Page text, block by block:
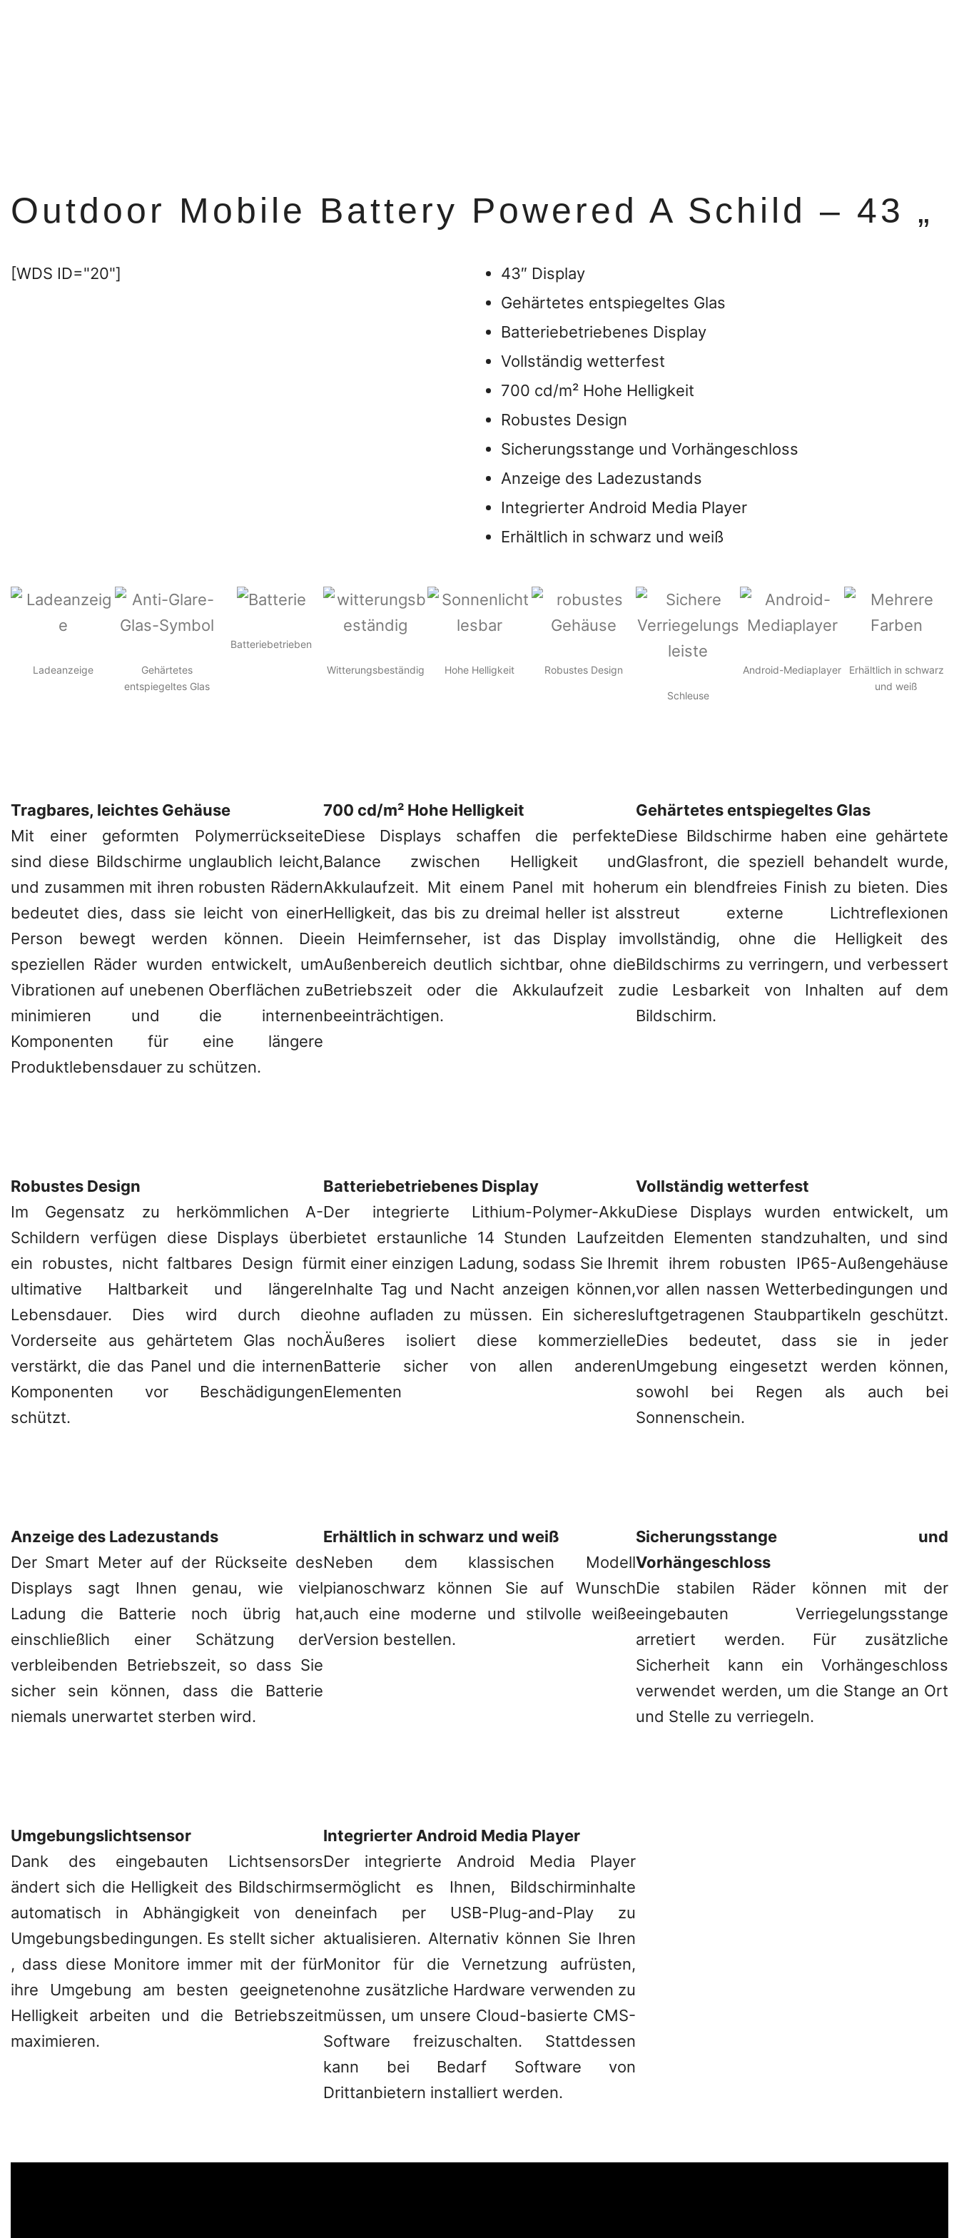
Outdoor Mobile Battery Powered A Schild – 43 „
[WDS ID="20"]
43″ Display
Gehärtetes entspiegeltes Glas
Batteriebetriebenes Display
Vollständig wetterfest
700 cd/m² Hohe Helligkeit
Robustes Design
Sicherungsstange und Vorhängeschloss
Anzeige des Ladezustands
Integrierter Android Media Player
Erhältlich in schwarz und weiß
Ladeanzeige
Gehärtetes
entspiegeltes Glas
Batteriebetrieben
Witterungsbeständig Hohe Helligkeit Robustes Design
Schleuse
Android-Mediaplayer
Erhältlich in schwarz
und weiß
Tragbares, leichtes Gehäuse
Mit einer geformten Polymerrückseite
sind diese Bildschirme unglaublich leicht,
und zusammen mit ihren robusten Rädern
bedeutet dies, dass sie leicht von einer
Person bewegt werden können. Die
speziellen Räder wurden entwickelt, um
Vibrationen auf unebenen Oberflächen zu
minimieren und die internen
Komponenten für eine längere
Produktlebensdauer zu schützen.
700 cd/m² Hohe Helligkeit
Diese Displays schaffen die perfekte
Balance zwischen Helligkeit und
Akkulaufzeit. Mit einem Panel mit hoher
Helligkeit, das bis zu dreimal heller ist als
ein Heimfernseher, ist das Display im
Außenbereich deutlich sichtbar, ohne die
Betriebszeit oder die Akkulaufzeit zu
beeinträchtigen.
Gehärtetes entspiegeltes Glas
Diese Bildschirme haben eine gehärtete
Glasfront, die speziell behandelt wurde,
um ein blendfreies Finish zu bieten. Dies
streut externe Lichtreflexionen
vollständig, ohne die Helligkeit des
Bildschirms zu verringern, und verbessert
die Lesbarkeit von Inhalten auf dem
Bildschirm.
Robustes Design
Im Gegensatz zu herkömmlichen A-
Schildern verfügen diese Displays über
ein robustes, nicht faltbares Design für
ultimative Haltbarkeit und längere
Lebensdauer. Dies wird durch die
Vorderseite aus gehärtetem Glas noch
verstärkt, die das Panel und die internen
Komponenten vor Beschädigungen
schützt.
Batteriebetriebenes Display
Der integrierte Lithium-Polymer-Akku
bietet erstaunliche 14 Stunden Laufzeit
mit einer einzigen Ladung, sodass Sie Ihre
Inhalte Tag und Nacht anzeigen können,
ohne aufladen zu müssen. Ein sicheres
Äußeres isoliert diese kommerzielle
Batterie sicher von allen anderen
Elementen
Vollständig wetterfest
Diese Displays wurden entwickelt, um
den Elementen standzuhalten, und sind
mit ihrem robusten IP65-Außengehäuse
vor allen nassen Wetterbedingungen und
luftgetragenen Staubpartikeln geschützt.
Dies bedeutet, dass sie in jeder
Umgebung eingesetzt werden können,
sowohl bei Regen als auch bei
Sonnenschein.
Anzeige des Ladezustands
Der Smart Meter auf der Rückseite des
Displays sagt Ihnen genau, wie viel
Ladung die Batterie noch übrig hat,
einschließlich einer Schätzung der
verbleibenden Betriebszeit, so dass Sie
sicher sein können, dass die Batterie
niemals unerwartet sterben wird.
Erhältlich in schwarz und weiß
Neben dem klassischen Modell
pianoschwarz können Sie auf Wunsch
auch eine moderne und stilvolle weiße
Version bestellen.
Sicherungsstange und
Vorhängeschloss
Die stabilen Räder können mit der
eingebauten Verriegelungsstange
arretiert werden. Für zusätzliche
Sicherheit kann ein Vorhängeschloss
verwendet werden, um die Stange an Ort
und Stelle zu verriegeln.
Umgebungslichtsensor
Dank des eingebauten Lichtsensors
ändert sich die Helligkeit des Bildschirms
automatisch in Abhängigkeit von den
Umgebungsbedingungen. Es stellt sicher
, dass diese Monitore immer mit der für
ihre Umgebung am besten geeigneten
Helligkeit arbeiten und die Betriebszeit
maximieren.
Integrierter Android Media Player
Der integrierte Android Media Player
ermöglicht es Ihnen, Bildschirminhalte
einfach per USB-Plug-and-Play zu
aktualisieren. Alternativ können Sie Ihren
Monitor für die Vernetzung aufrüsten,
ohne zusätzliche Hardware verwenden zu
müssen, um unsere Cloud-basierte CMS-
Software freizuschalten. Stattdessen
kann bei Bedarf Software von
Drittanbietern installiert werden.